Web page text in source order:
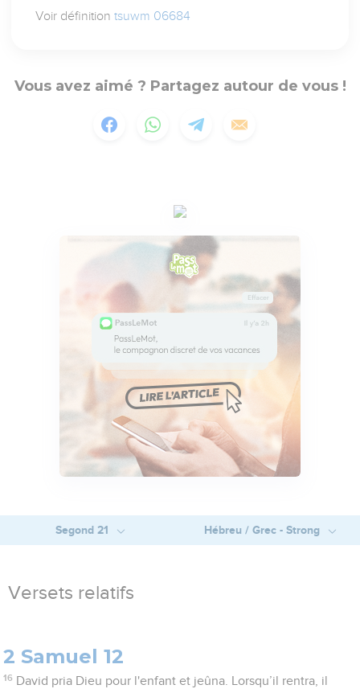
Voir définitiontsuwm 06684
Vous avez aimé ? Partagez autour de vous !
Segond 21 Hébreu / Grec - Strong
Versets relatifs
2 Samuel 12
16 David pria Dieu pour l'enfant et jeûna. Lorsqu’il rentra, il